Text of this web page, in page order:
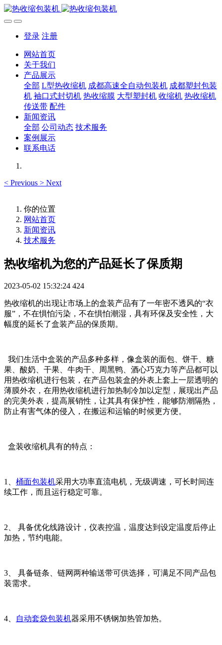
登录 注册
网站首页
关于我们
产品展示
全部 L型热收缩机 成都高速全自动包装机 成都塑封包装
机 袖口式封切机 热收缩膜 大型塑封机 收缩机 热收缩机
传送带 配件
新闻资讯
全部 公司动态 技术服务
案例展示
联系电话
< Previous > Next
你的位置
网站首页
新闻资讯
技术服务
热收缩机为您的产品延长了保质期
2023-05-02 15:32:24 424
热收缩机的出现让市场上的盒装产品有了一年密不透风的“衣
服”，不在惧怕污染，不在惧怕潮湿，具有环保及安全性，大
幅度的延长了盒装产品的保质期。
我们生活中盒装的产品多种多样，像盒装的面包、饼干、糖
果、酸奶、干果、牛肉干、周黑鸭、酒心巧克力等产品都可以
用热收缩机进行包装，在产品包装盒的外表上套上一层透明的
薄膜外衣，在用热收缩机进行加热制冷加以定型，展现出产品
的完美外表，提高展销性，让其具有保护性，能够防潮隔热，
防止有害气体的侵入，在搬运和运输的时候更方便。
盒装收缩机具有的特点：
1、 桶面包装机采用大功率直流电机，无级调速，可长时间连
续工作，而且运行稳定可靠。
2、 具备优化线路设计，仪表控温，温度达到设定温度后停止
加热，节约电能。
3、 具备链条、链网两种输送带可供选择，可满足不同产品包
装需求。
4、 自动套袋包装机器采用不锈钢加热管加热。